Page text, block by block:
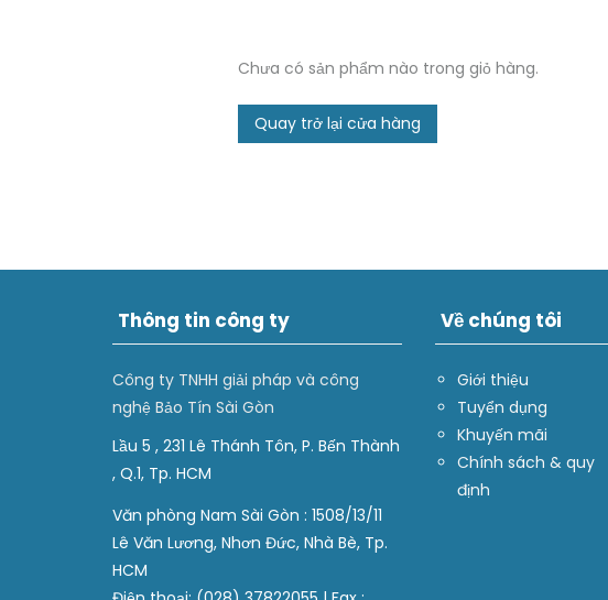
Chưa có sản phẩm nào trong giỏ hàng.
Quay trở lại cửa hàng
Thông tin công ty
Công ty TNHH giải pháp và công
nghệ Bảo Tín Sài Gòn
Lầu 5 , 231 Lê Thánh Tôn, P. Bến Thành
, Q.1, Tp. HCM
Văn phòng Nam Sài Gòn : 1508/13/11
Lê Văn Lương, Nhơn Đức, Nhà Bè, Tp.
HCM
Về chúng tôi
Giới thiệu
Tuyển dụng
Khuyến mãi
Chính sách & quy
định